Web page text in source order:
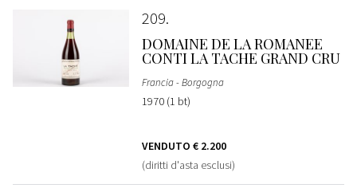
209
DOMAINE DE LA ROMANEE
CONTI LA TACHE GRAND CRU
Francia - Borgogna
1970 (1 bt)
VENDUTO € 2.200
(diritti d'asta esclusi)